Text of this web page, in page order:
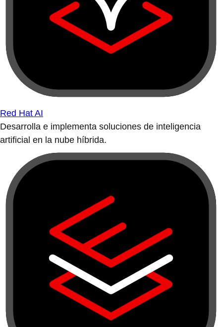
Red Hat AI
Desarrolla e implementa soluciones de inteligencia
artificial en la nube híbrida.